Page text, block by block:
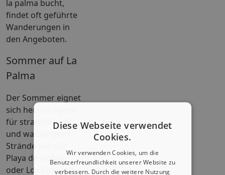
la palma bucht,
findet oft geführte
Wanderungen in
den Angeboten.
Sommer auf La
Palma
Der Sommer eignet
sich hervorragend
für strandurlaub
und wassersport.
Strände wie der
Playa de Nogales
oder Los Cancajos
Diese Webseite verwendet
Cookies.
Wir verwenden Cookies, um die
Benutzerfreundlichkeit unserer Website zu
verbessern. Durch die weitere Nutzung